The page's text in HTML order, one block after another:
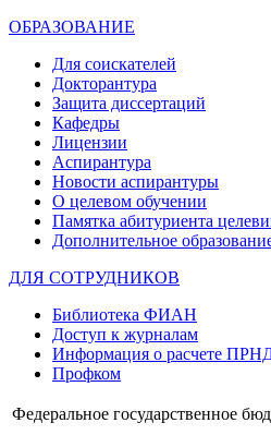
ОБРАЗОВАНИЕ
Для соискателей
Докторантура
Защита диссертаций
Кафедры
Лицензии
Аспирантура
Новости аспирантуры
О целевом обучении
Памятка абитуриента
Дополнительное
ДЛЯ СОТРУДНИКОВ
Библиотека ФИАН
Доступ к журналам
Информация о расчете
Профком
Федеральное государственное